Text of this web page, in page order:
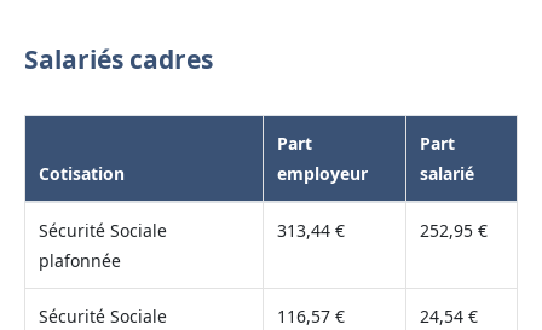
Salariés cadres
Cotisation
Part
employeur
Part
salarié
Sécurité Sociale
plafonnée
313,44 € 252,95 €
Sécurité Sociale
116,57 € 24,54 €